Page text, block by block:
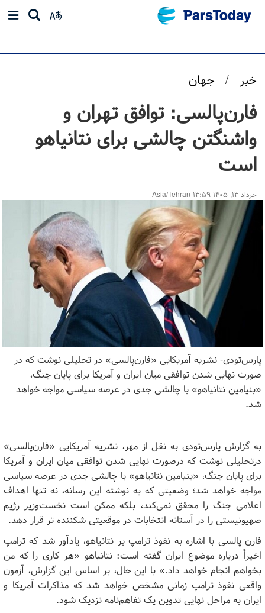
خبر / جهان
فارن‌پالسی: توافق تهران و
واشنگتن چالشی برای نتانیاهو
است
خرداد ۱۳, ۱۴۰۵ ۱۳:۵۹ Asia/Tehran
پارس‌تودی- نشریه آمریکایی «فارن‌پالسی» در تحلیلی نوشت که در
صورت نهایی شدن توافقی میان ایران و آمریکا برای پایان جنگ،
«بنیامین نتانیاهو» با چالشی جدی در عرصه سیاسی مواجه خواهد
شد.
به گزارش پارس‌تودی به نقل از مهر، نشریه آمریکایی «فارن‌پالسی»
درتحلیلی نوشت که درصورت نهایی شدن توافقی میان ایران و آمریکا
برای پایان جنگ، «بنیامین نتانیاهو» با چالشی جدی در عرصه سیاسی
مواجه خواهد شد؛ وضعیتی که به نوشته این رسانه، نه‌ تنها اهداف
اعلامی جنگ را محقق نمی‌کند، بلکه ممکن است نخست‌وزیر رژیم
صهیونیستی را در آستانه انتخابات در موقعیتی شکننده‌ تر قرار دهد.
فارن پالسی با اشاره به نفوذ ترامپ بر نتانیاهو، یادآور شد که ترامپ
اخیراً درباره موضوع ایران گفته است: نتانیاهو «هر کاری را که من
بخواهم انجام خواهد داد.» با این حال، بر اساس این گزارش، آزمون
واقعی نفوذ ترامپ زمانی مشخص خواهد شد که مذاکرات آمریکا و
ایران به مراحل نهایی تدوین یک تفاهم‌نامه نزدیک شود.